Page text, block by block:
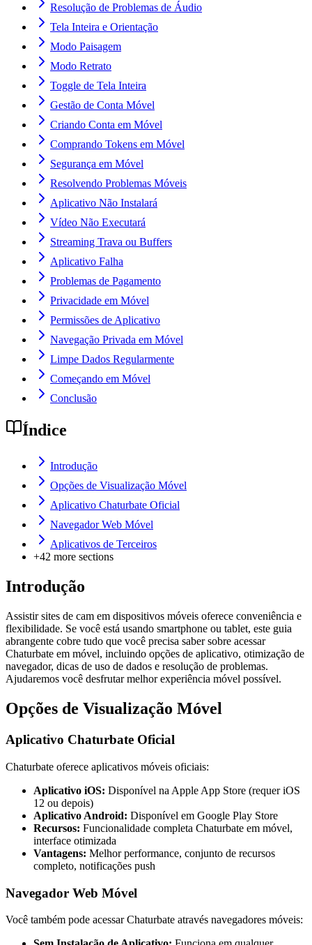
Resolução de Problemas de Áudio
Tela Inteira e Orientação
Modo Paisagem
Modo Retrato
Toggle de Tela Inteira
Gestão de Conta Móvel
Criando Conta em Móvel
Comprando Tokens em Móvel
Segurança em Móvel
Resolvendo Problemas Móveis
Aplicativo Não Instalará
Vídeo Não Executará
Streaming Trava ou Buffers
Aplicativo Falha
Problemas de Pagamento
Privacidade em Móvel
Permissões de Aplicativo
Navegação Privada em Móvel
Limpe Dados Regularmente
Começando em Móvel
Conclusão
Índice
Introdução
Opções de Visualização Móvel
Aplicativo Chaturbate Oficial
Navegador Web Móvel
Aplicativos de Terceiros
+42 more sections
Introdução
Assistir sites de cam em dispositivos móveis oferece conveniência e
flexibilidade. Se você está usando smartphone ou tablet, este guia
abrangente cobre tudo que você precisa saber sobre acessar
Chaturbate em móvel, incluindo opções de aplicativo, otimização de
navegador, dicas de uso de dados e resolução de problemas.
Ajudaremos você desfrutar melhor experiência móvel possível.
Opções de Visualização Móvel
Aplicativo Chaturbate Oficial
Chaturbate oferece aplicativos móveis oficiais:
Aplicativo iOS: Disponível na Apple App Store (requer iOS
12 ou depois)
Aplicativo Android: Disponível em Google Play Store
Recursos: Funcionalidade completa Chaturbate em móvel,
interface otimizada
Vantagens: Melhor performance, conjunto de recursos
completo, notificações push
Navegador Web Móvel
Você também pode acessar Chaturbate através navegadores móveis: